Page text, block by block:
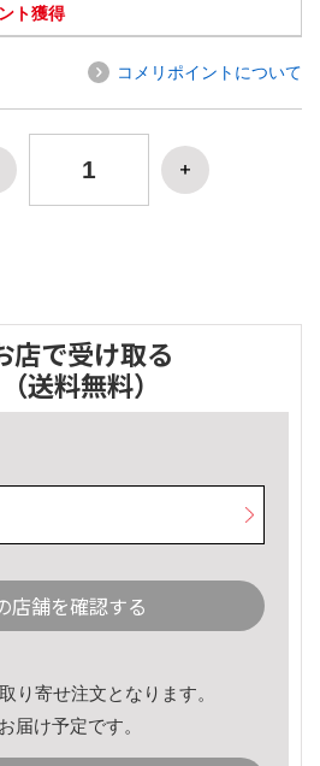
ト獲得
コメリポイントについて
店で受け取る
（送料無料）
店舗を確認する
り寄せ注文となります。
届け予定です。